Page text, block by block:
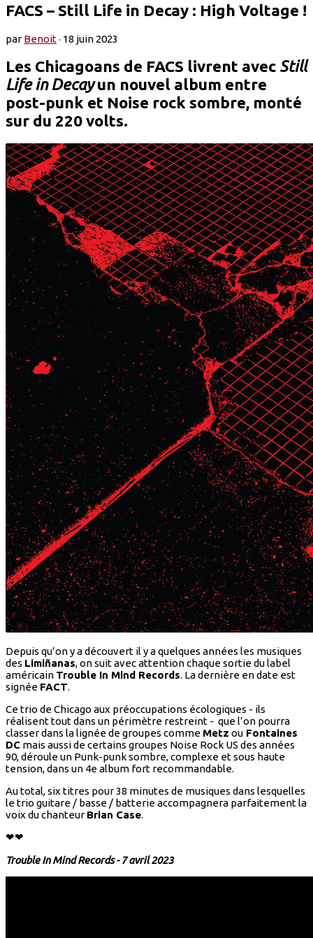
FACS – Still Life in Decay : High Voltage !
parBenoit· 18 juin 2023
Les Chicagoans de FACS livrent avec Still
Life in Decayun nouvel album entre
post-punk et Noise rock sombre, monté
sur du 220 volts.
Depuis qu’on y a découvert il y a quelques années les musiques
des Limiñanas, on suit avec attention chaque sortie du label
américain Trouble In Mind Records. La dernière en date est
signée FACT.
Ce trio de Chicago aux préoccupations écologiques - ils
réalisent tout dans un périmètre restreint - que l’on pourra
classer dans la lignée de groupes comme Metz ou Fontaines
DC mais aussi de certains groupes Noise Rock US des années
90, déroule un Punk-punk sombre, complexe et sous haute
tension, dans un 4e album fort recommandable.
Au total, six titres pour 38 minutes de musiques dans lesquelles
le trio guitare / basse / batterie accompagnera parfaitement la
voix du chanteurBrian Case.
❤❤
Trouble In Mind Records - 7 avril 2023